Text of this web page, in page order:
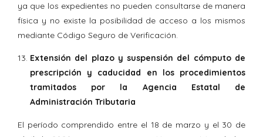
ya que los expedientes no pueden consultarse de manera
física y no existe la posibilidad de acceso a los mismos
mediante Código Seguro de Verificación.
Extensión del plazo y suspensión del cómputo de
prescripción y caducidad en los procedimientos
tramitados por la Agencia Estatal de
Administración Tributaria
El período comprendido entre el 18 de marzo y el 30 de